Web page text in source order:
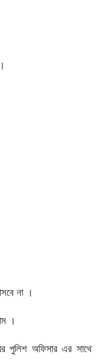
না ।
।
পুলিশ অফিসার এর সাথে